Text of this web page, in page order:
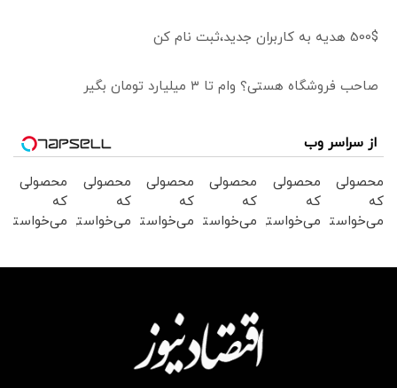
500$ هدیه به کاربران جدید،ثبت نام کن
صاحب فروشگاه هستی؟ وام تا ۳ میلیارد تومان بگیر
از سراسر وب
محصولی
که
می‌خواستی
محصولی
که
می‌خواستی
محصولی
که
می‌خواستی
بخر !
محصولی
که
می‌خواستی
بخر !
محصولی
که
می‌خواستی
محصولی
که
می‌خواستی